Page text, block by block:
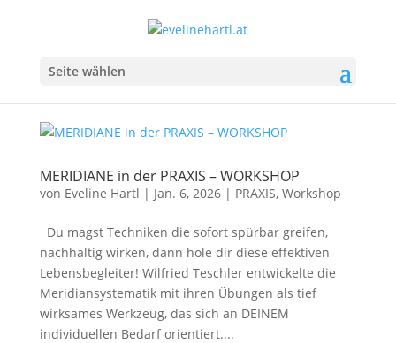
Seite wählen
MERIDIANE in der PRAXIS – WORKSHOP
von Eveline Hartl | Jan. 6, 2026| PRAXIS, Workshop
Du magst Techniken die sofort spürbar greifen,
nachhaltig wirken, dann hole dir diese effektiven
Lebensbegleiter! Wilfried Teschler entwickelte die
Meridiansystematik mit ihren Übungen als tief
wirksames Werkzeug, das sich an DEINEM
individuellen Bedarf orientiert....